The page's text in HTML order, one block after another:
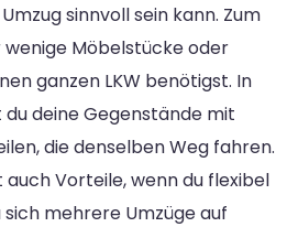
sinnvoll sein kann. Zum
wenige Möbelstücke oder
ganzen LKW benötigst. In
deine Gegenstände mit
die denselben Weg fahren.
auch Vorteile, wenn du flexibel
mehrere Umzüge auf